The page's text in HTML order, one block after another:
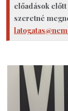
előadások
szeretné